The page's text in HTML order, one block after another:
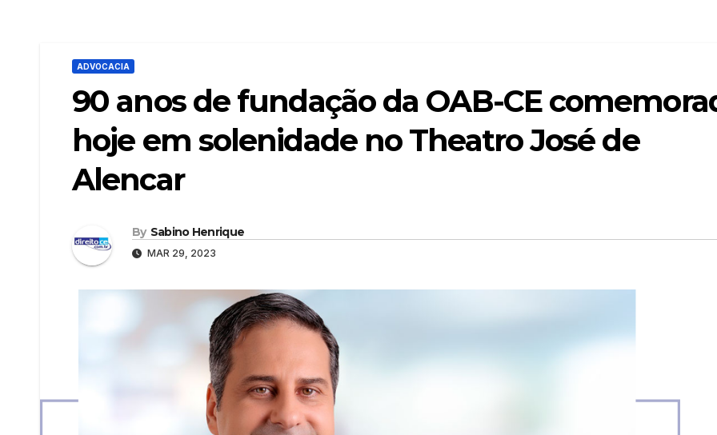
ADVOCACIA
90 anos de fundação da OAB-CE
hoje em solenidade no Theatro José de
Alencar
By Sabino Henrique
MAR 29, 2023